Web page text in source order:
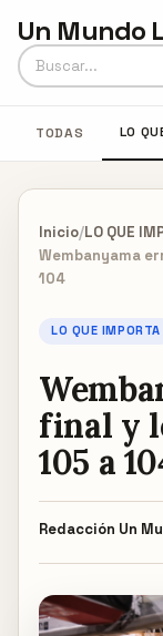
Un Mundo
Buscar en Un
TODAS LO
Inicio/LO QUE
Wembanyama
104
LO QUE IMPORTA
final y
105 a
Redacción Un